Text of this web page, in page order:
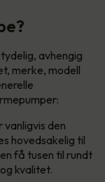
avhengig
merke, modell
vanligvis den
hovedsakelig til
få tusen til rundt
kvalitet.